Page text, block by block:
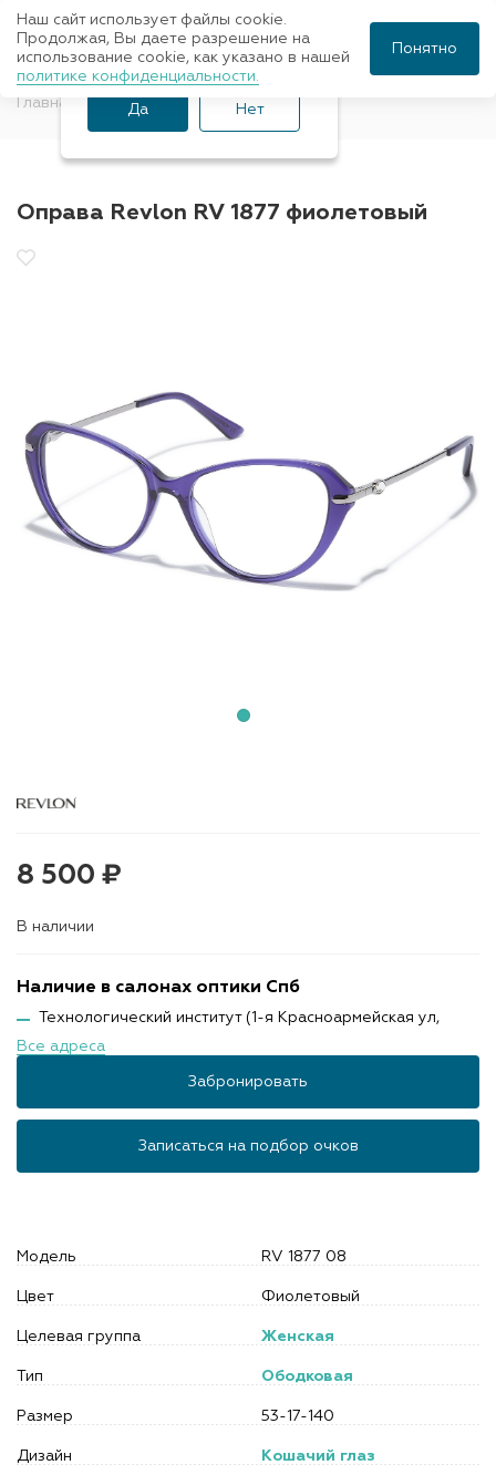
Главная Оправы для очков Revlon
Оправа Revlon RV 1877 фиолетовый
8 500 ₽
В наличии
Наличие в салонах оптики Спб
Технологический институт (1-я Красноармейская ул,
Все адреса
Забронировать
Записаться на подбор очков
Модель RV 1877 08
Цвет Фиолетовый
Целевая группа Женская
Тип Ободковая
Размер 53-17-140
Дизайн Кошачий глаз
Ваш город Санкт-
Петербург?
Да Нет
Наш сайт использует файлы cookie.
Продолжая, Вы даете разрешение на
использование cookie, как указано в нашей
политике конфиденциальности.
Понятно